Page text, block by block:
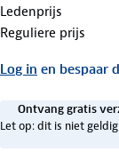
Ledenprijs
Reguliere prijs
Log in en bespaar
Ontvang gratis
Let op: dit is niet